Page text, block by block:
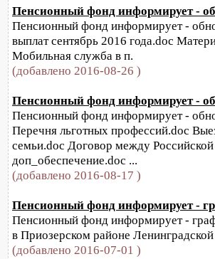
Пенсионный фонд информирует -
Пенсионный фонд информирует -
выплат сентябрь 2016 года.doc
Мобильная служба в п.
(добавлено 2016-08-26 )
Пенсионный фонд информирует -
Пенсионный фонд информирует -
Перечня льготных профессий.doc
семьи.doc Договор между
доп_обеспечение.doc ...
(добавлено 2016-08-17 )
Пенсионный фонд информирует -
Пенсионный фонд информирует -
в Приозерском районе Ленинградской
(добавлено 2016-07-01 )